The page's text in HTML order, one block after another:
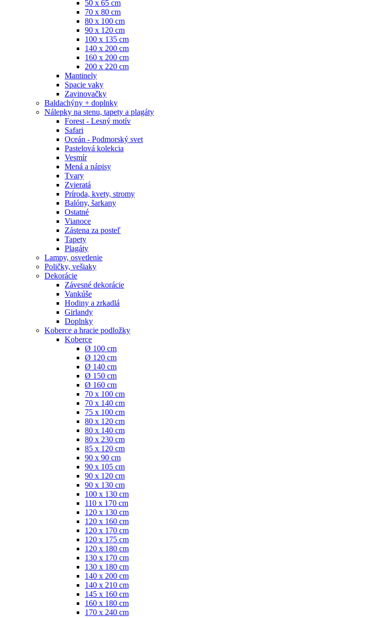
50 x 65 cm
70 x 80 cm
80 x 100 cm
90 x 120 cm
100 x 135 cm
140 x 200 cm
160 x 200 cm
200 x 220 cm
Mantinely
Spacie vaky
Zavinovačky
Baldachýny + doplnky
Nálepky na stenu, tapety a plagáty
Forest - Lesný motív
Safari
Oceán - Podmorský svet
Pastelová kolekcia
Vesmír
Mená a nápisy
Tvary
Zvieratá
Príroda, kvety, stromy
Balóny, šarkany
Ostatné
Vianoce
Zástena za posteľ
Tapety
Plagáty
Lampy, osvetlenie
Poličky, vešiaky
Dekorácie
Závesné dekorácie
Vankúše
Hodiny a zrkadlá
Girlandy
Doplnky
Koberce a hracie podložky
Koberce
Ø 100 cm
Ø 120 cm
Ø 140 cm
Ø 150 cm
Ø 160 cm
70 x 100 cm
70 x 140 cm
75 x 100 cm
80 x 120 cm
80 x 140 cm
80 x 230 cm
85 x 120 cm
90 x 90 cm
90 x 105 cm
90 x 120 cm
90 x 130 cm
100 x 130 cm
110 x 170 cm
120 x 130 cm
120 x 160 cm
120 x 170 cm
120 x 175 cm
120 x 180 cm
130 x 170 cm
130 x 180 cm
140 x 200 cm
140 x 210 cm
145 x 160 cm
160 x 180 cm
170 x 240 cm